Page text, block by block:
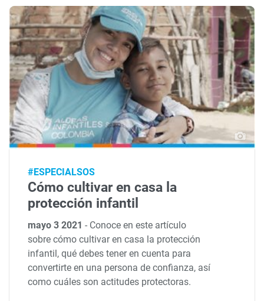
#ESPECIALSOS
Cómo cultivar en casa la
protección infantil
mayo 3 2021- Conoce en este artículo
sobre cómo cultivar en casa la protección
infantil, qué debes tener en cuenta para
convertirte en una persona de confianza, así
como cuáles son actitudes protectoras.